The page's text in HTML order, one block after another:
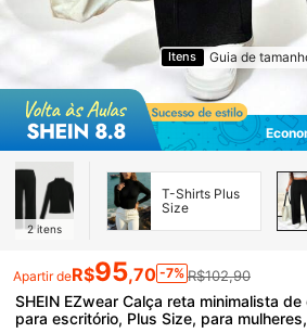
Itens Guia de
2 itens
T-Shirts Plus
Size
Apartir deR$95,70 -7% R$102,90
SHEIN EZwear Calça reta minimalista
para escritório, Plus Size, para